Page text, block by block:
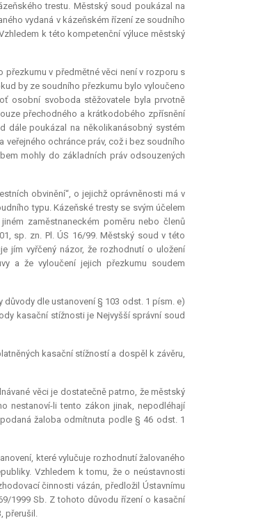
trestu. Městský soud poukázal na
vydaná v kázeňském řízení ze soudního
k této kompetenční výluce městský
v předmětné věci není v rozporu s
by ze soudního přezkumu bylo vyloučeno
osobní svoboda stěžovatele byla prvotně
přechodného a krátkodobého zpřísnění
dále poukázal na několikanásobný systém
ochránce práv, což i bez soudního
mohly do základních práv odsouzených
obvinění“, o jejichž oprávněnosti má v
typu. Kázeňské tresty se svým účelem
zaměstnaneckém poměru nebo členů
sp. zn. Pl. ÚS 16/99. Městský soud v této
jím vyřčený názor, že rozhodnutí o uložení
a že vyloučení jejich přezkumu soudem
dle ustanovení § 103 odst. 1 písm. e)
kasační stížnosti je Nejvyšší správní soud
kasační stížností a dospěl k závěru,
věci je dostatečně patrno, že městský
nestanoví-li tento zákon jinak, nepodléhají
žaloba odmítnuta podle § 46 odst. 1
které vylučuje rozhodnutí žalovaného
Vzhledem k tomu, že o neústavnosti
činnosti vázán, předložil Ústavnímu
1999 Sb. Z tohoto důvodu řízení o kasační
přerušil.